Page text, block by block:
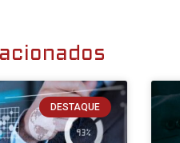
DESTAQUE